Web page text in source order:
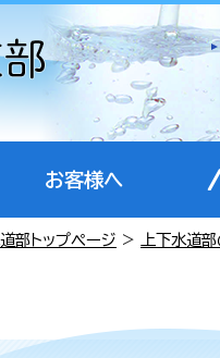
お客様へ
部トップページ > 上下水道